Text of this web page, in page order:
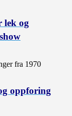
lek og
fra 1970
oppforing